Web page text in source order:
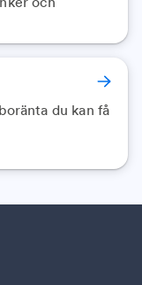
du kan få